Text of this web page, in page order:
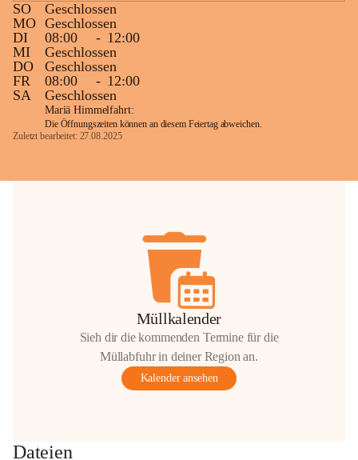
Bevölkerung ungewohnte, jedoch
technisch notwendige Betriebszustände so
kurz wie möglich zu halten.
Wir bitten daher die umliegende
Bevölkerung um Verständnis.
Glück Auf!
GmbH
anrainer-service@omv.com
Bei Fragen, Anliegen oder Beschwerden.
Wartungsarbeiten
SO
Geschlossen
MO Geschlossen
DI
08:00 - 12:00
MI
Geschlossen
DO
Geschlossen
FR
08:00 - 12:00
SA
Geschlossen
Mariä Himmelfahrt:
Die Öffnungszeiten können an diesem Feiertag abweichen.
Zuletzt bearbeitet: 27.08.2025
Müllkalender
Sieh dir die kommenden Termine für die
Müllabfuhr in deiner Region an.
Kalender ansehen
Dateien